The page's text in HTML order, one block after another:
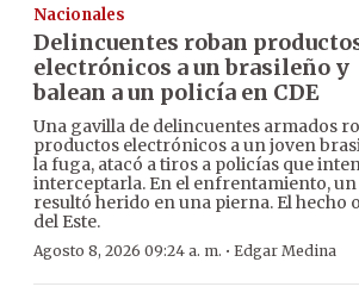
Nacionales
Delincuentes roban
electrónicos a un brasileño y
balean a un policía en CDE
Una gavilla de delincuentes armados
productos electrónicos a un joven
la fuga, atacó a tiros a policías que
interceptarla. En el enfrentamiento,
resultó herido en una pierna. El hecho
del Este.
Agosto 8, 2026 09:24 a. m. · Edgar Medina